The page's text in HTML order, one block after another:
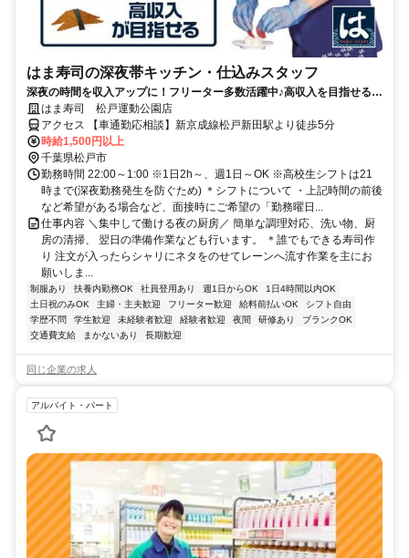
はま寿司の深夜帯キッチン・仕込みスタッフ
深夜の時間を収入アップに！フリーター多数活躍中♪高収入を目指せる環
境です！
はま寿司 松戸運動公園店
アクセス 【車通勤応相談】新京成線松戸新田駅より徒歩5分
時給1,500円以上
千葉県松戸市
勤務時間 22:00～1:00 ※1日2h～、週1日～OK ※高校生シフトは21
時まで(深夜勤務発生を防ぐため) ＊シフトについて ・上記時間の前後
など希望がある場合など、面接時にご希望の「勤務曜日...
仕事内容 ＼集中して働ける夜の厨房／ 簡単な調理対応、洗い物、厨
房の清掃、 翌日の準備作業なども行います。 ＊誰でもできる寿司作
り 注文が入ったらシャリにネタをのせてレーンへ流す作業を主にお
願いしま...
制服あり 扶養内勤務OK 社員登用あり 週1日からOK
1日4時間以内OK
土日祝のみOK
主婦・主夫歓迎 フリーター歓迎 給料前払いOK
シフト自由
学歴不問
学生歓迎 未経験者歓迎 経験者歓迎 夜間 研修あり
ブランクOK
交通費支給
まかないあり 長期歓迎
同じ企業の求人
アルバイト・パート